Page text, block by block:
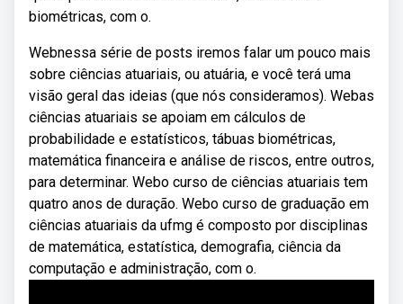
biométricas, com o.
Webnessa série de posts iremos falar um pouco mais
sobre ciências atuariais, ou atuária, e você terá uma
visão geral das ideias (que nós consideramos). Webas
ciências atuariais se apoiam em cálculos de
probabilidade e estatísticos, tábuas biométricas,
matemática financeira e análise de riscos, entre outros,
para determinar. Webo curso de ciências atuariais tem
quatro anos de duração. Webo curso de graduação em
ciências atuariais da ufmg é composto por disciplinas
de matemática, estatística, demografia, ciência da
computação e administração, com o.